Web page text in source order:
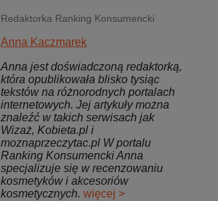
Redaktorka Ranking Konsumencki
Anna Kaczmarek
Anna jest doświadczoną redaktorką,
która opublikowała blisko tysiąc
tekstów na różnorodnych portalach
internetowych. Jej artykuły można
znaleźć w takich serwisach jak
Wizaż, Kobieta.pl i
moznaprzeczytac.pl W portalu
Ranking Konsumencki Anna
specjalizuje się w recenzowaniu
kosmetyków i akcesoriów
kosmetycznych. więcej >